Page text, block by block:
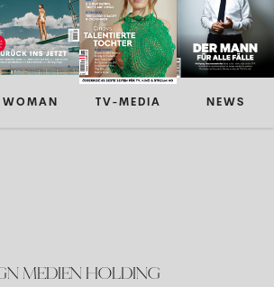
WOMAN TV-MEDIA NEWS
MEDIEN HOLDING